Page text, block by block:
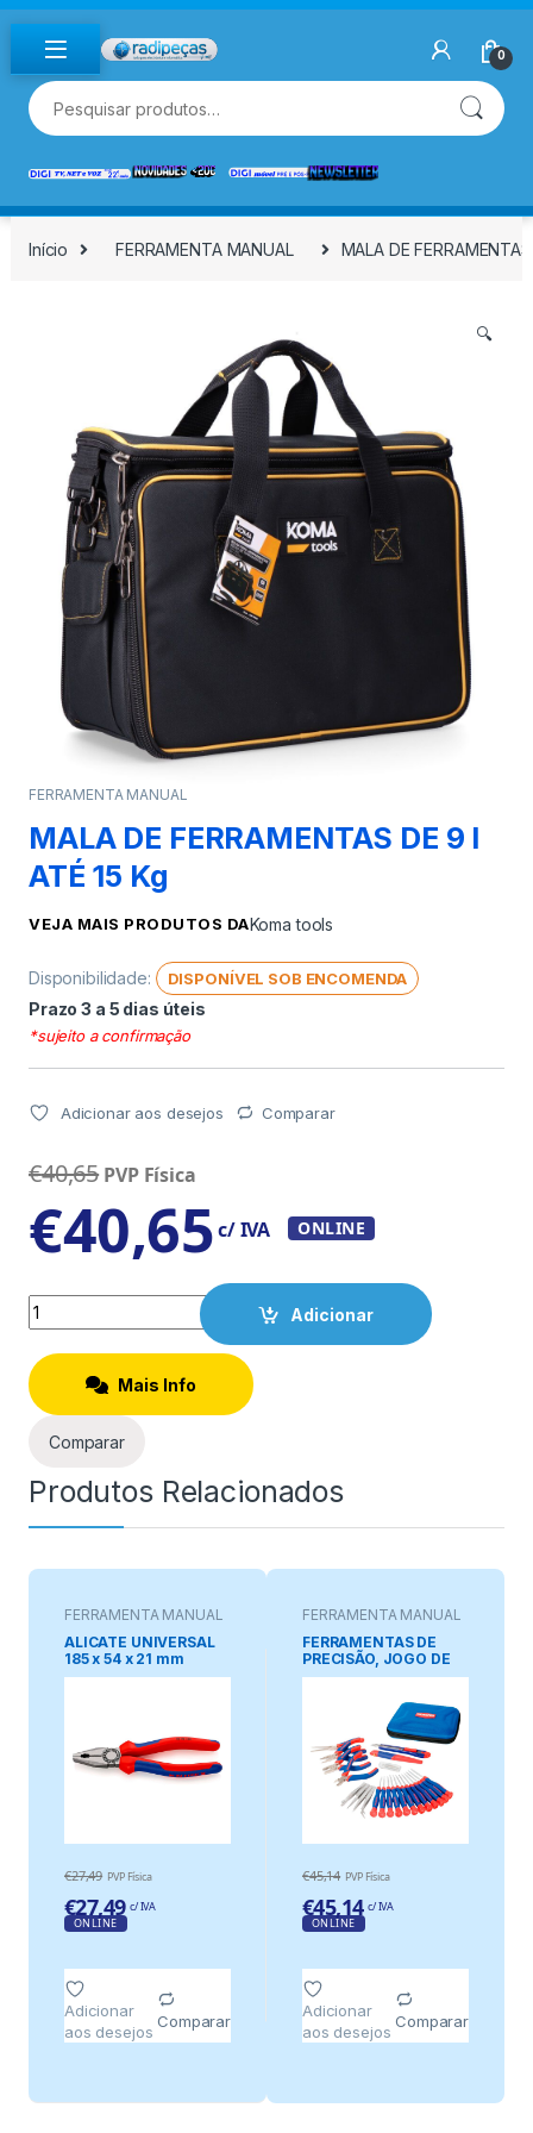
Skip to navigation
Skip to content
0
Pesquisar por:
Início FERRAMENTA MANUAL MALA DE
🔍
FERRAMENTA MANUAL
MALA DE FERRAMENTAS DE 9 l
ATÉ 15 Kg
VEJA MAIS PRODUTOS DAKoma tools
Disponibilidade: DISPONÍVEL SOB ENCOMENDA
Prazo 3 a 5 dias úteis
*sujeito a confirmação
Adicionar aos desejos Comparar
€40,65 PVP Física
€40,65c/ IVA ONLINE
Quantity
Adicionar
Mais Info
Comparar
Produtos Relacionados
FERRAMENTA MANUAL
ALICATE UNIVERSAL
185 x 54 x 21 mm
€27,49 PVP Física
€27,49 c/ IVA
ONLINE
Adicionar
aos desejos
Comparar
FERRAMENTA MANUAL
FERRAMENTAS DE
PRECISÃO, JOGO DE
27 PEÇAS
€45,14 PVP Física
€45,14 c/ IVA
ONLINE
Adicionar
aos desejos
Comparar